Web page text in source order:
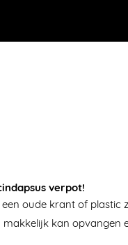
verpot!
oude krant of plastic
kan opvangen